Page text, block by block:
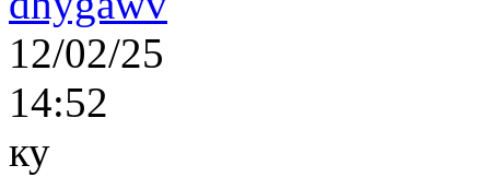
12/02/25
14:52
ку